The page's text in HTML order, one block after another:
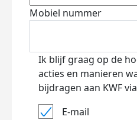
Mobiel nummer
Ik blijf graag op de
acties en manieren
bijdragen aan KWF
E-mail